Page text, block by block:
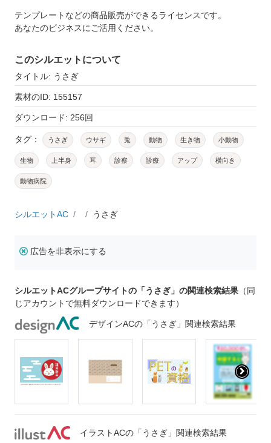
テンプレートなどの商品販売ができるライセンスです。
あなたのビジネスにご活用ください。
このシルエットについて
タイトル: うさぎ
素材のID: 155157
ダウンロード: 256回
タグ： うさぎ ウサギ 兎 動物 生き物 小動物
生物 上半身 耳 診察 診療 アップ 横向き
動物病院
シルエットAC うさぎ
広告を非表示にする
シルエットACグループサイトの「うさぎ」の関連検索結果 （同
じアカウントで無料ダウンロードできます）
デザインACの「うさぎ」関連検索結果
イラストACの「うさぎ」関連検索結果